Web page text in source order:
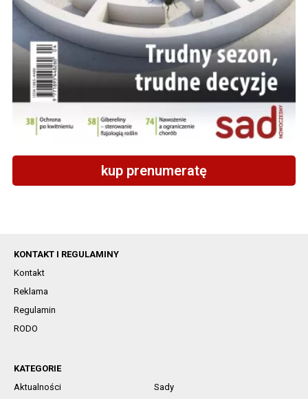
kup prenumeratę
KONTAKT I REGULAMINY
Kontakt
Reklama
Regulamin
RODO
KATEGORIE
Aktualności
Sady